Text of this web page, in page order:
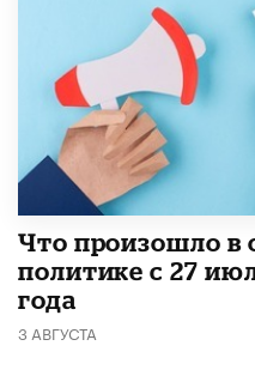
​Что произошло в
политике с 27
года
3 АВГУСТА